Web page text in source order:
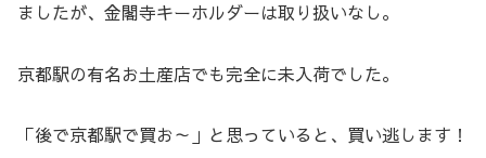
ましたが、金閣寺キーホルダーは取り扱いなし。
京都駅の有名お土産店でも完全に未入荷でした。
「後で京都駅で買お～」と思っていると、買い逃します！